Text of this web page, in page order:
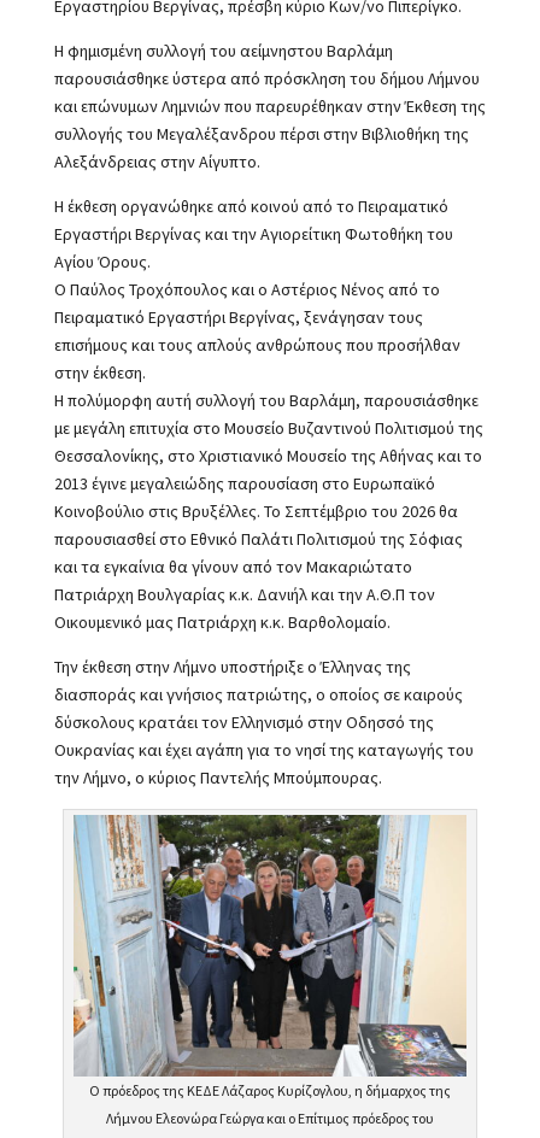
Εργαστηρίου Βεργίνας, πρέσβη κύριο Κων/νο Πιπερίγκο.
Η φημισμένη συλλογή του αείμνηστου Βαρλάμη
παρουσιάσθηκε ύστερα από πρόσκληση του δήμου Λήμνου
και επώνυμων Λημνιών που παρευρέθηκαν στην Έκθεση της
συλλογής του Μεγαλέξανδρου πέρσι στην Βιβλιοθήκη της
Αλεξάνδρειας στην Αίγυπτο.
Η έκθεση οργανώθηκε από κοινού από το Πειραματικό
Εργαστήρι Βεργίνας και την Αγιορείτικη Φωτοθήκη του
Αγίου Όρους.
Ο Παύλος Τροχόπουλος και ο Αστέριος Νένος από το
Πειραματικό Εργαστήρι Βεργίνας, ξενάγησαν τους
επισήμους και τους απλούς ανθρώπους που προσήλθαν
στην έκθεση.
Η πολύμορφη αυτή συλλογή του Βαρλάμη, παρουσιάσθηκε
με μεγάλη επιτυχία στο Μουσείο Βυζαντινού Πολιτισμού της
Θεσσαλονίκης, στο Χριστιανικό Μουσείο της Αθήνας και το
2013 έγινε μεγαλειώδης παρουσίαση στο Ευρωπαϊκό
Κοινοβούλιο στις Βρυξέλλες. Το Σεπτέμβριο του 2026 θα
παρουσιασθεί στο Εθνικό Παλάτι Πολιτισμού της Σόφιας
και τα εγκαίνια θα γίνουν από τον Μακαριώτατο
Πατριάρχη Βουλγαρίας κ.κ. Δανιήλ και την Α.Θ.Π τον
Οικουμενικό μας Πατριάρχη κ.κ. Βαρθολομαίο.
Την έκθεση στην Λήμνο υποστήριξε ο Έλληνας της
διασποράς και γνήσιος πατριώτης, ο οποίος σε καιρούς
δύσκολους κρατάει τον Ελληνισμό στην Οδησσό της
Ουκρανίας και έχει αγάπη για το νησί της καταγωγής του
την Λήμνο, ο κύριος Παντελής Μπούμπουρας.
Ο πρόεδρος της ΚΕΔΕ Λάζαρος Κυρίζογλου, η δήμαρχος της
Λήμνου Ελεονώρα Γεώργα και ο Επίτιμος πρόεδρος του